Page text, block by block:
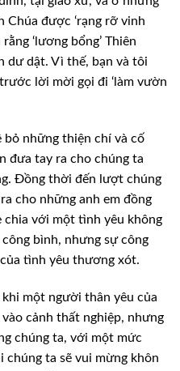
Chúa được ‘rạng rỡ vinh
‘lương bổng’ Thiên
dư dật. Vì thế, bạn và tôi
lời mời gọi đi ‘làm vườn
bỏ những thiện chí và cố
đưa tay ra cho chúng ta
Đồng thời đến lượt chúng
cho những anh em đồng
chia với một tình yêu không
bình, nhưng sự công
tình yêu thương xót.
một người thân yêu của
cảnh thất nghiệp, nhưng
chúng ta, với một mức
chúng ta sẽ vui mừng khôn